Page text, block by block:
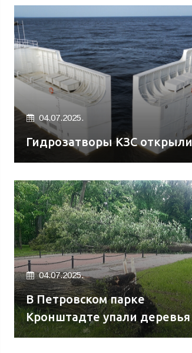
04.07.2025.
Гидрозатворы КЗС открыли
04.07.2025.
В Петровском парке
Кронштадте упали деревья